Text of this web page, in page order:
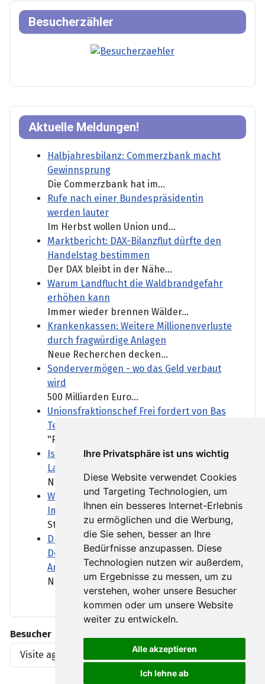
Ihre Privatsphäre ist uns wichtig
Diese Website verwendet Cookies
und Targeting Technologien, um
Ihnen ein besseres Internet-Erlebnis
zu ermöglichen und die Werbung,
die Sie sehen, besser an Ihre
Bedürfnisse anzupassen. Diese
Technologien nutzen wir außerdem,
um Ergebnisse zu messen, um zu
verstehen, woher unsere Besucher
kommen oder um unsere Website
weiter zu entwickeln.
Alle akzeptieren
Ich lehne ab
Aktuelle Meldungen!
Halbjahresbilanz: Commerzbank macht
Gewinnsprung
Die Commerzbank hat im...
Rufe nach einer Bundespräsidentin
werden lauter
Im Herbst wollen Union und...
Marktbericht: DAX-Bilanzflut dürfte den
Handelstag bestimmen
Der DAX bleibt in der Nähe...
Warum Landflucht die Waldbrandgefahr
erhöhen kann
Immer wieder brennen Wälder...
Krankenkassen: Weitere Millionenverluste
durch fragwürdige Anlagen
Neue Recherchen decken...
Sondervermögen - wo das Geld verbaut
wird
500 Milliarden Euro...
Unionsfraktionschef Frei fordert von Bas
Tempo bei Rentenreform
"Rente mit 63" - abschaffen...
Island verweist Walfang-Gegner des
Landes
Nach zwei Jahren Pause wird...
WHO: Studien zu Ebola-Medikamenten und
Impfstoffen starten
Studien für Medikamente und...
Drohne am Flughafen Leipzig/Halle:
Dobrindt sieht "hybrides
Anschlagsszenario"
Nach dem Fund einer Drohne...
Besucherzähler
Besucher
Visite agli articoli